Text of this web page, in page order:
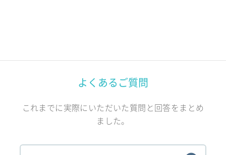
よくあるご質問
これまでに実際にいただいた質問と回答をまとめ
ました。